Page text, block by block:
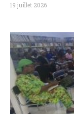
19 juillet 2026